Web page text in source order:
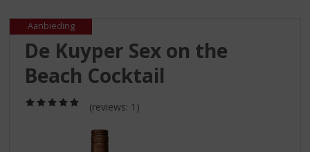
p
Aanbieding
De Kuyper Sex on the
Beach Cocktail
/
(reviews: 1)